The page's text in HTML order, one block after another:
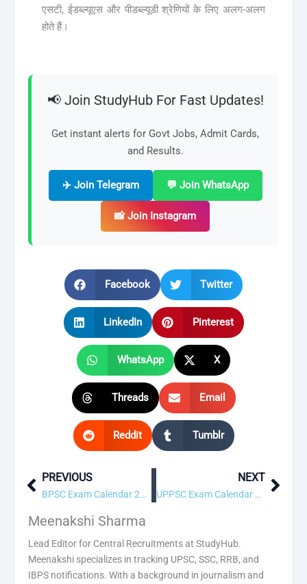
एसटी, ईडब्ल्यूएस और पीडब्ल्यूडी श्रेणियों के लिए अलग-अलग
होते हैं।
📢 Join StudyHub For Fast Updates!
Get instant alerts for Govt Jobs, Admit Cards,
and Results.
✈️ Join Telegram 💬 Join WhatsApp
📸 Join Instagram
Facebook Twitter
LinkedIn Pinterest
WhatsApp X
Threads Email
Reddit Tumblr
Prev
PREVIOUS
BPSC Exam Calendar 2026
NEXT
UPPSC Exam Calendar 2026 Next
Meenakshi Sharma
Lead Editor for Central Recruitments at StudyHub.
Meenakshi specializes in tracking UPSC, SSC, RRB, and
IBPS notifications. With a background in journalism and